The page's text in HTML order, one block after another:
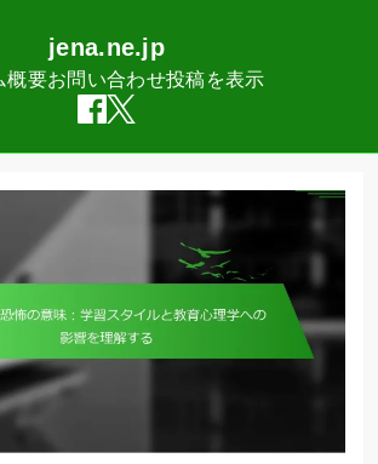
jena.ne.jp
概要お問い合わせ投稿を表示